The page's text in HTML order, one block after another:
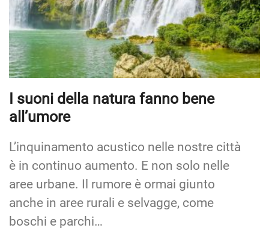
I suoni della natura fanno bene
all’umore
L’inquinamento acustico nelle nostre città
è in continuo aumento. E non solo nelle
aree urbane. Il rumore è ormai giunto
anche in aree rurali e selvagge, come
boschi e parchi…